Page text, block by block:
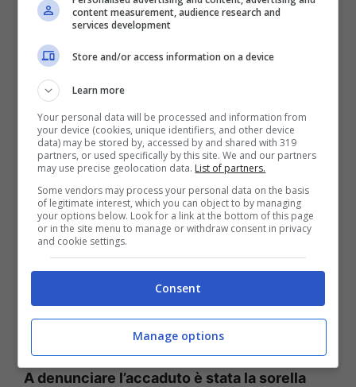
operazione (www.solonotizie24.it)
A denunciare l’accaduto è stata la sorella
content measurement, audience research and
services development
Store and/or access information on a device
Learn more
Your personal data will be processed and information from
your device (cookies, unique identifiers, and other device
data) may be stored by, accessed by and shared with 319
partners, or used specifically by this site. We and our partners
may use precise geolocation data. List of partners.
Some vendors may process your personal data on the basis
of legitimate interest, which you can object to by managing
your options below. Look for a link at the bottom of this page
or in the site menu to manage or withdraw consent in privacy
and cookie settings.
Consent
Manage options